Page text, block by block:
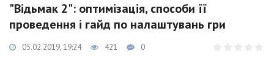
"Відьмак 2": оптимізація, способи її
проведення і гайд по налаштувань гри
05.02.2019, 19:24 421 0